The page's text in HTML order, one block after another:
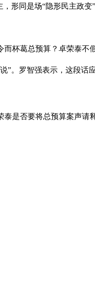
形同是场“隐形民主政变”
杯葛总预算？卓荣泰不
。罗智强表示，这段话
是否要将总预算案声请